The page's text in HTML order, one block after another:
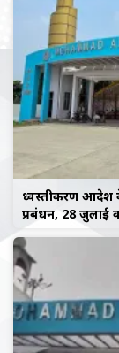
ध्वस्तीकरण आदेश के
प्रबंधन, 28 जुलाई